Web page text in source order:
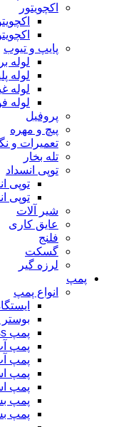
اکچویتور
پایپ و تیوب
لوله
لوله
لوله
لوله
پروفیل
پیچ و مهره
تعمیرات و
تله بخار
توپی انسداد
توپی
توپی
شیر آلات
عایق کاری
فلنج
گسکت
لرزه گیر
پمپ
انواع پمپ
پمپ Airless
پمپ
پمپ
پمپ
پمپ
پمپ
پمپ